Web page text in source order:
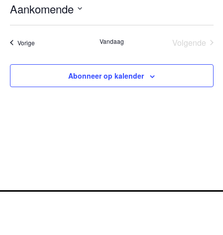
Aankomende
een
VorigeEvenementen Vandaag Volgende
Abonneer op kalender